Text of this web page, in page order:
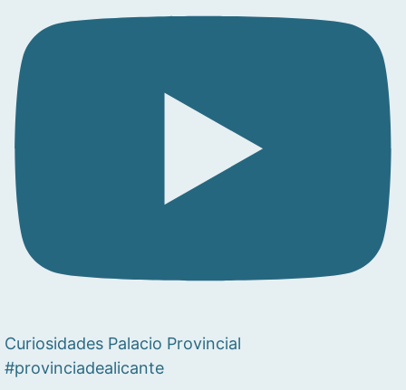
Curiosidades Palacio Provincial
#provinciadealicante